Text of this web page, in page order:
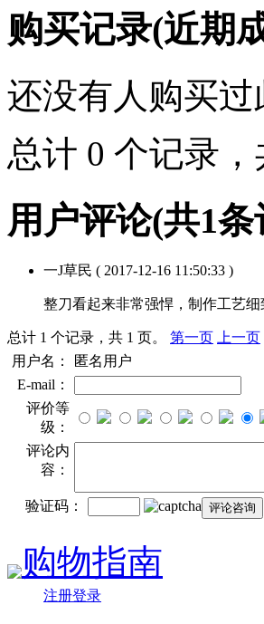
购买记录(近期
还没有人购买过
总计 0 个记录
用户评论(共1条
一J草民 ( 2017-12-16 11:50:33 )
整刀看起来非常强悍，制作工艺细
总计 1 个记录，共 1 页。 第一页 上一页
用户名：
匿名用户
E-mail：
评价等
级：
评论内
容：
验证码：
购物指南
注册登录